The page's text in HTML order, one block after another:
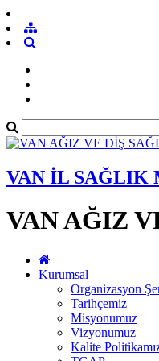
VAN İL SAĞLIK
VAN AĞIZ
Kurumsal
Organizasyon
Tarihçemiz
Misyonumuz
Vizyonumuz
Kalite